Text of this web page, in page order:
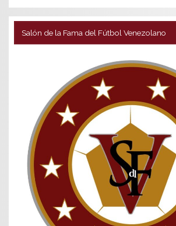
Salón de la Fama del Fútbol Venezolano